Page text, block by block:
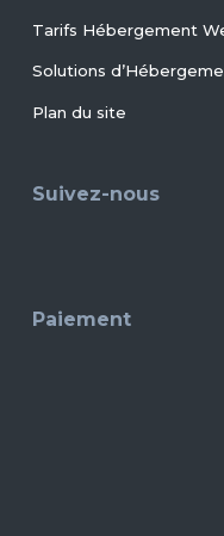
Tarifs Hébergement
Solutions
Plan du site
Suivez-nous
Paiement